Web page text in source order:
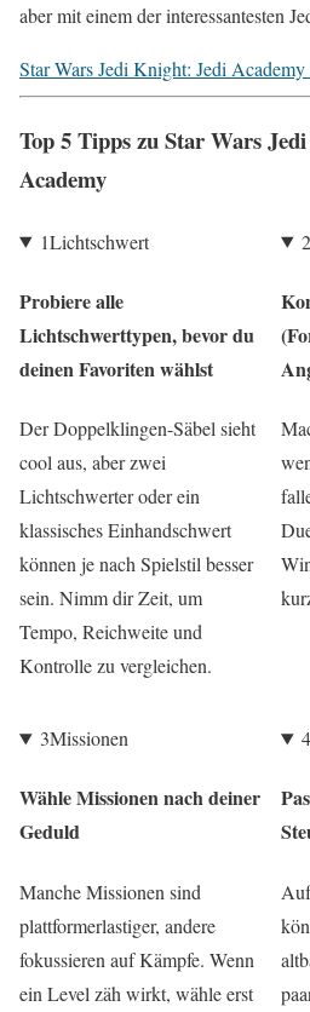
aber mit einem der interessantesten
Star Wars Jedi Knight: Jedi Academy
Top 5 Tipps zu Star Wars
Academy
1Lichtschwert
Probiere alle
Lichtschwerttypen, bevor du
deinen Favoriten wählst
Der Doppelklingen-Säbel sieht
cool aus, aber zwei
Lichtschwerter oder ein
klassisches Einhandschwert
können je nach Spielstil besser
sein. Nimm dir Zeit, um
Tempo, Reichweite und
Kontrolle zu vergleichen.
2
3Missionen
Wähle Missionen nach deiner
Geduld
Manche Missionen sind
plattformerlastiger, andere
fokussieren auf Kämpfe. Wenn
ein Level zäh wirkt, wähle erst
4